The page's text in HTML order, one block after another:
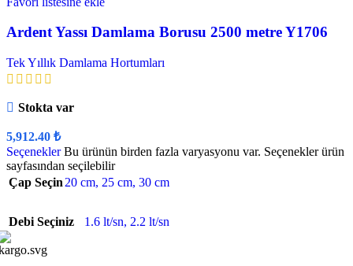
Ardent Yassı Damlama Borusu 2500 metre Y1706
Tek Yıllık Damlama Hortumları
Stokta var
5,912.40 ₺
Seçenekler Bu ürünün birden fazla varyasyonu var. Seçenekler ürün
sayfasından seçilebilir
Çap Seçin 20 cm, 25 cm, 30 cm
Debi Seçiniz 1.6 lt/sn, 2.2 lt/sn